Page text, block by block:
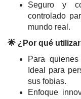
Seguro y
controlado
mundo real.
🌟 ¿Por qué
Para
Ideal para
sus fobias.
Enfoque